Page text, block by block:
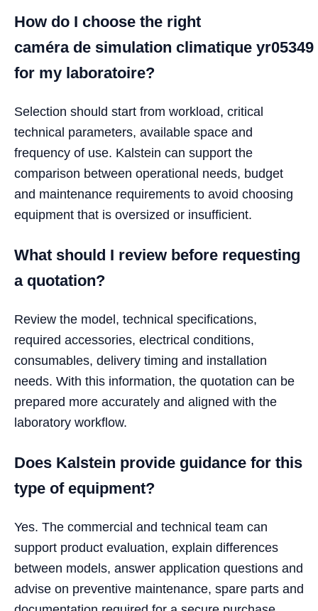
How do I choose the right
caméra de simulation climatique yr05349
for my laboratoire?
Selection should start from workload, critical
technical parameters, available space and
frequency of use. Kalstein can support the
comparison between operational needs, budget
and maintenance requirements to avoid choosing
equipment that is oversized or insufficient.
What should I review before requesting
a quotation?
Review the model, technical specifications,
required accessories, electrical conditions,
consumables, delivery timing and installation
needs. With this information, the quotation can be
prepared more accurately and aligned with the
laboratory workflow.
Does Kalstein provide guidance for this
type of equipment?
Yes. The commercial and technical team can
support product evaluation, explain differences
between models, answer application questions and
advise on preventive maintenance, spare parts and